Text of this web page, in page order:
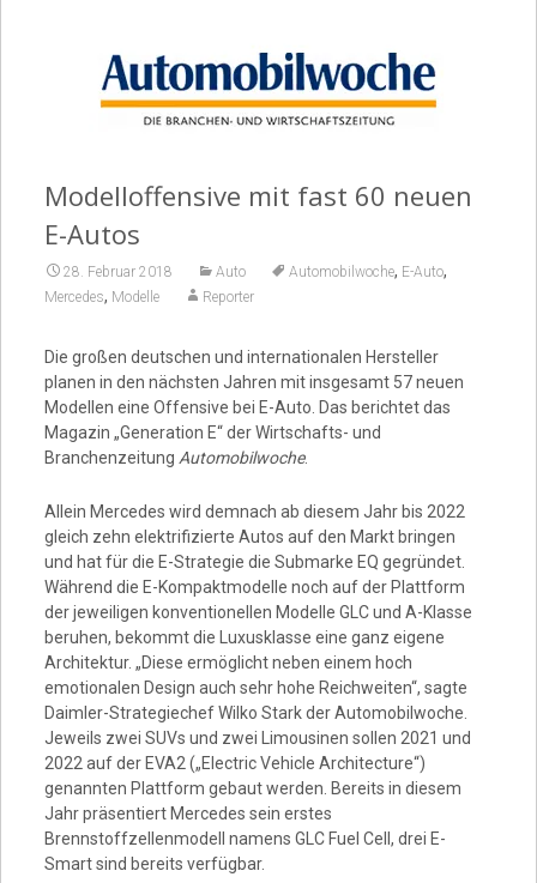
Modelloffensive mit fast 60 neuen
E-Autos
28. Februar 2018 Auto Automobilwoche, E-Auto,
Mercedes, Modelle Reporter
Die großen deutschen und internationalen Hersteller
planen in den nächsten Jahren mit insgesamt 57 neuen
Modellen eine Offensive bei E-Auto. Das berichtet das
Magazin „Generation E“ der Wirtschafts- und
Branchenzeitung Automobilwoche.
Allein Mercedes wird demnach ab diesem Jahr bis 2022
gleich zehn elektrifizierte Autos auf den Markt bringen
und hat für die E-Strategie die Submarke EQ gegründet.
Während die E-Kompaktmodelle noch auf der Plattform
der jeweiligen konventionellen Modelle GLC und A-Klasse
beruhen, bekommt die Luxusklasse eine ganz eigene
Architektur. „Diese ermöglicht neben einem hoch
emotionalen Design auch sehr hohe Reichweiten“, sagte
Daimler-Strategiechef Wilko Stark der Automobilwoche.
Jeweils zwei SUVs und zwei Limousinen sollen 2021 und
2022 auf der EVA2 („Electric Vehicle Architecture“)
genannten Plattform gebaut werden. Bereits in diesem
Jahr präsentiert Mercedes sein erstes
Brennstoffzellenmodell namens GLC Fuel Cell, drei E-
Smart sind bereits verfügbar.